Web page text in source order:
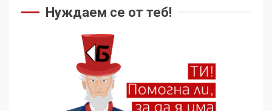
Нуждаем се от теб!